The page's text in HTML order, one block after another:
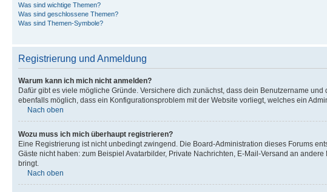
Was sind wichtige Themen?
Was sind geschlossene Themen?
Was sind Themen-Symbole?
Registrierung und Anmeldung
Warum kann ich mich nicht anmelden?
Dafür gibt es viele mögliche Gründe. Versichere dich zunächst, dass dein Benutzername
ebenfalls möglich, dass ein Konfigurationsproblem mit der Website vorliegt, welches ein
Nach oben
Wozu muss ich mich überhaupt registrieren?
Eine Registrierung ist nicht unbedingt zwingend. Die Board-Administration dieses Forums
Gäste nicht haben: zum Beispiel Avatarbilder, Private Nachrichten, E-Mail-Versand an
bringt.
Nach oben